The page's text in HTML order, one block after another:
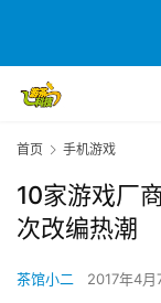
首页 手机游戏
10家游戏厂
次改编热潮
茶馆小二 2017年4